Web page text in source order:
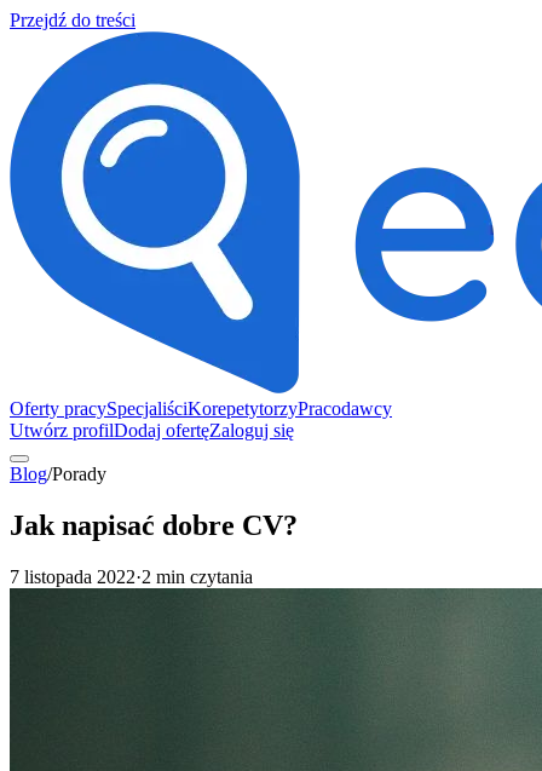
Przejdź do treści
Oferty pracySpecjaliściKorepetytorzyPracodawcy
Utwórz profilDodaj ofertęZaloguj się
Blog/Porady
Jak napisać dobre CV?
7 listopada 2022·2 min czytania